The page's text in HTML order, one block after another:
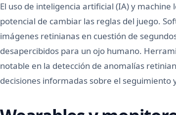
El uso de inteligencia artificial (IA) y
potencial de cambiar las reglas del juego.
imágenes retinianas en cuestión de
desapercibidos para un ojo humano.
notable en la detección de anomalías
decisiones informadas sobre el seguimiento